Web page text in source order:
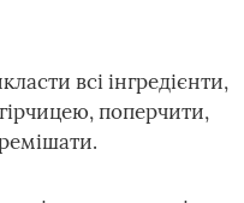
всі інгредієнти,
поперчити,